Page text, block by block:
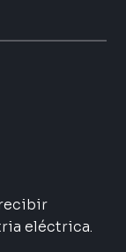
eléctrica.